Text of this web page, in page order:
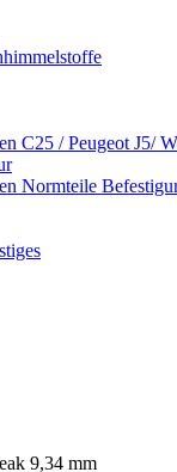
C25 / Peugeot J5/
Normteile
9,34 mm